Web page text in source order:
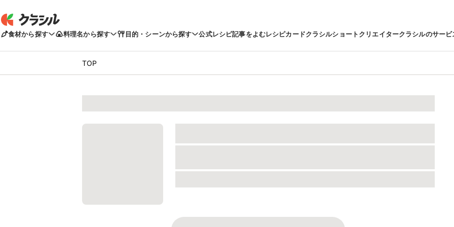
食材から探す 料理名から探す 目的・シーンから探す 公式レシピ記事をよむレシピカードクラシルショートクリエイタークラシルのサービ
TOP